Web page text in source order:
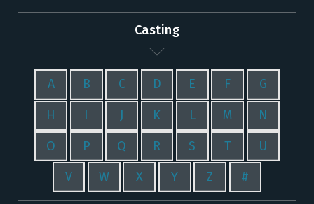
Casting
A B C D E F G
H I J K L M N
O P Q R S T U
V W X Y Z #